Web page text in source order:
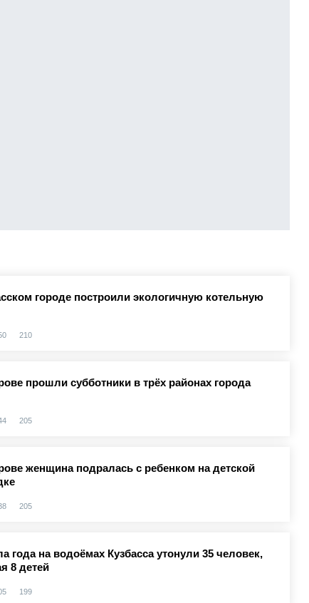
городе построили экологичную котельную
210
прошли субботники в трёх районах города
205
женщина подралась с ребенком на детской
205
года на водоёмах Кузбасса утонули 35 человек,
8 детей
199